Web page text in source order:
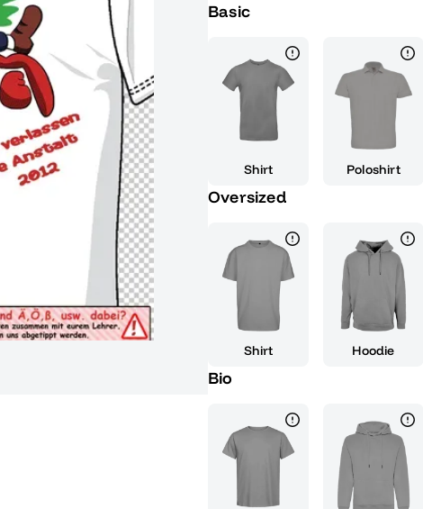
einer Prise Humor feiern
was eine humorvolle
T-Shirt zu deiner Abi-Feier
um deinem
verleihen. Hergestellt aus
Tag über Komfort, egal ob
Shirt ist die ideale Wahl, um
perfekt als Geschenk für
zelebrieren. Mach dir und
diese besondere Zeit und
Spaß gerade erst beginnt.
Basic
Shirt Poloshirt
Oversized
Shirt Hoodie
Bio